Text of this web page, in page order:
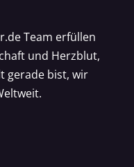
Team erfüllen
und Herzblut,
gerade bist, wir